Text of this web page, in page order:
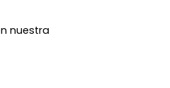
nuestra